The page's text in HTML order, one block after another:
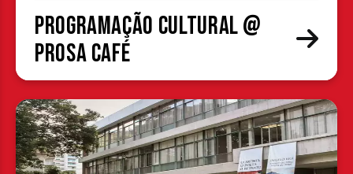
Programação cultural @
Prosa Café